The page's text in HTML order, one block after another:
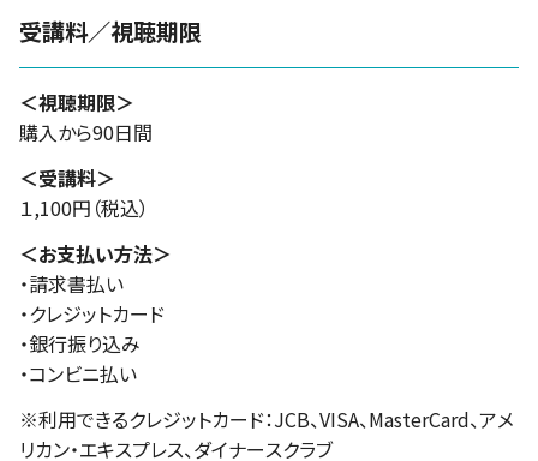
受講料／視聴期限
＜視聴期限＞
購入から90日間
＜受講料＞
１,100円（税込）
＜お支払い方法＞
・請求書払い
・クレジットカード
・銀行振り込み
・コンビニ払い
※利用できるクレジットカード：JCB、VISA、MasterCard、アメ
リカン・エキスプレス、ダイナースクラブ